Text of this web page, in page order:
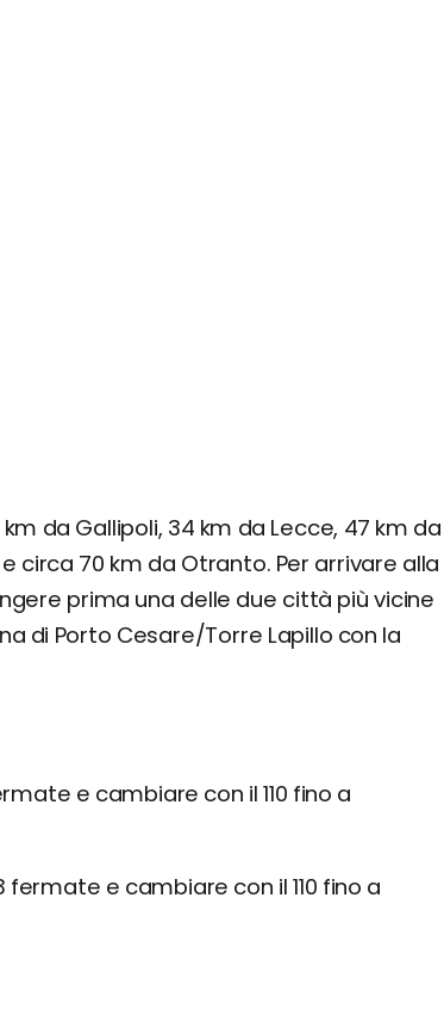
da Gallipoli, 34 km da Lecce, 47 km da
circa 70 km da Otranto. Per arrivare alla
prima una delle due città più vicine
di Porto Cesare/Torre Lapillo con la
e cambiare con il 110 fino a
fermate e cambiare con il 110 fino a